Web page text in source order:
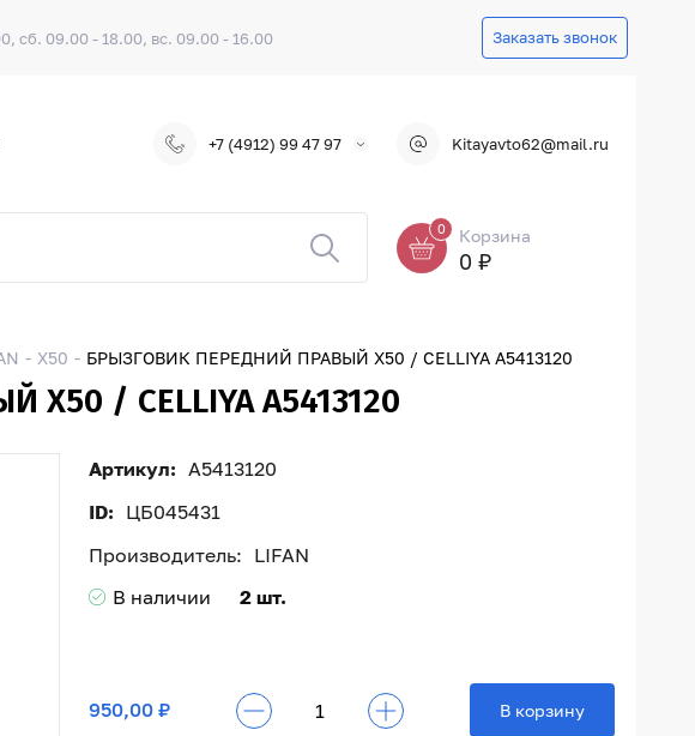
сб. 09.00 - 18.00, вс. 09.00 - 16.00 Заказать звонок
+7 (4912) 99 47 97 Kitayavto62@mail.ru
0 Корзина
0 ₽
X50 БРЫЗГОВИК ПЕРЕДНИЙ ПРАВЫЙ X50 / CELLIYA A5413120
/ CELLIYA A5413120
Артикул: A5413120
ID: ЦБ045431
Производитель: LIFAN
В наличии
2 шт.
950,00 ₽ В корзину